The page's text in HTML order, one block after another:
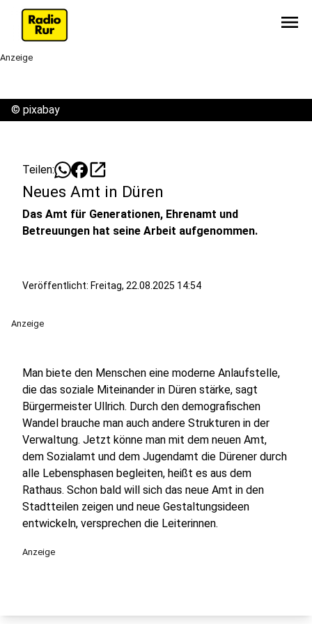
menu
Anzeige
© pixabay
Teilen: open_in_new
Neues Amt in Düren
Das Amt für Generationen, Ehrenamt und
Betreuungen hat seine Arbeit aufgenommen.
Veröffentlicht: Freitag, 22.08.2025 14:54
Anzeige
Man biete den Menschen eine moderne Anlaufstelle,
die das soziale Miteinander in Düren stärke, sagt
Bürgermeister Ullrich. Durch den demografischen
Wandel brauche man auch andere Strukturen in der
Verwaltung. Jetzt könne man mit dem neuen Amt,
dem Sozialamt und dem Jugendamt die Dürener durch
alle Lebensphasen begleiten, heißt es aus dem
Rathaus. Schon bald will sich das neue Amt in den
Stadtteilen zeigen und neue Gestaltungsideen
entwickeln, versprechen die Leiterinnen.
Anzeige